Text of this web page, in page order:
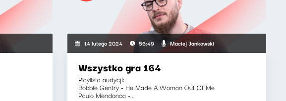
14 lutego 2024 56:49 Maciej Jankowski
Wszystko gra 164
Playlista audycji:
Bobbie Gentry - He Made A Woman Out Of Me
Paulo Mendonca -...